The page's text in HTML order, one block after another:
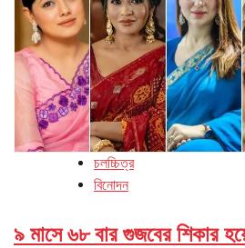
চলচ্চিত্র
বিনোদন
৯ মাসে ৬৮ বার গুজবের শিকার